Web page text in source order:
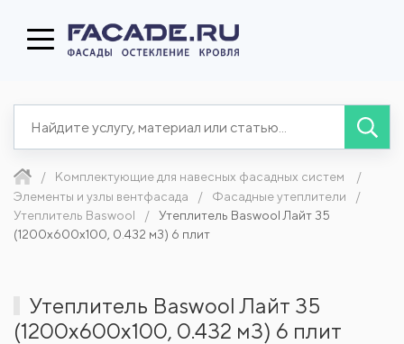
Комплектующие для навесных фасадных систем
Элементы и узлы вентфасада
Фасадные утеплители
Утеплитель Baswool
Утеплитель Baswool Лайт 35
(1200x600x100, 0.432 м3) 6 плит
Утеплитель Baswool Лайт 35
(1200x600x100, 0.432 м3) 6 плит